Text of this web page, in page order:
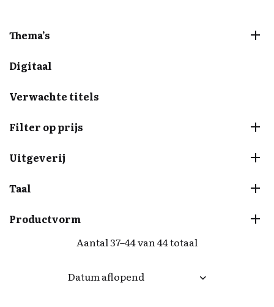
Aantal 37–44 van 44 totaal
Datum aflopend
Thema’s
Digitaal
Verwachte titels
Filter op prijs
Uitgeverij
Taal
Productvorm